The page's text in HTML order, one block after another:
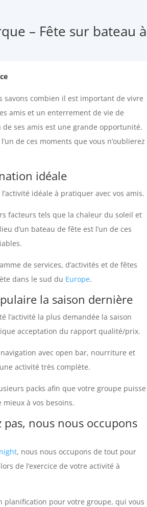
– Fête sur bateau à
savons combien il est important de vivre
amis et un enterrement de vie de
de ses amis est une grande opportunité.
de ces moments que vous n’oublierez
idéale
idéale à pratiquer avec vos amis.
facteurs tels que la chaleur du soleil et
d’un bateau de fête est l’un de ces
de services, d’activités et de fêtes
dans le sud du Europe.
la saison dernière
l’activité la plus demandée la saison
acceptation du rapport qualité/prix.
avec open bar, nourriture et
activité très complète.
packs afin que votre groupe puisse
à vos besoins.
nous nous occupons
, nous nous occupons de tout pour
de l’exercice de votre activité à
planification pour votre groupe, qui vous